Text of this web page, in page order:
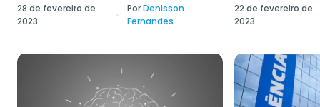
28 de fevereiro de
2023
PorDenisson
Fernandes
22 de fevereiro de
2023